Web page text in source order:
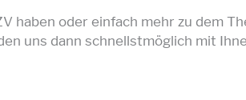
haben oder einfach mehr zu dem
uns dann schnellstmöglich mit